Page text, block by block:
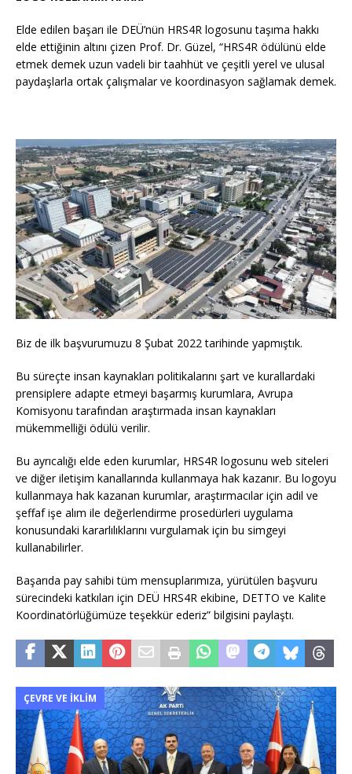
Elde edilen başarı ile DEÜ’nün HRS4R logosunu taşıma hakkı
elde ettiğinin altını çizen Prof. Dr. Güzel, “HRS4R ödülünü elde
etmek demek uzun vadeli bir taahhüt ve çeşitli yerel ve ulusal
paydaşlarla ortak çalışmalar ve koordinasyon sağlamak demek.
Biz de ilk başvurumuzu 8 Şubat 2022 tarihinde yapmıştık.
Bu süreçte insan kaynakları politikalarını şart ve kurallardaki
prensiplere adapte etmeyi başarmış kurumlara, Avrupa
Komisyonu tarafından araştırmada insan kaynakları
mükemmelliği ödülü verilir.
Bu ayrıcalığı elde eden kurumlar, HRS4R logosunu web siteleri
ve diğer iletişim kanallarında kullanmaya hak kazanır. Bu logoyu
kullanmaya hak kazanan kurumlar, araştırmacılar için adil ve
şeffaf işe alım ile değerlendirme prosedürleri uygulama
konusundaki kararlılıklarını vurgulamak için bu simgeyi
kullanabilirler.
Başarıda pay sahibi tüm mensuplarımıza, yürütülen başvuru
sürecindeki katkıları için DEÜ HRS4R ekibine, DETTO ve Kalite
Koordinatörlüğümüze teşekkür ederiz” bilgisini paylaştı.
ÇEVRE VE İKLIM